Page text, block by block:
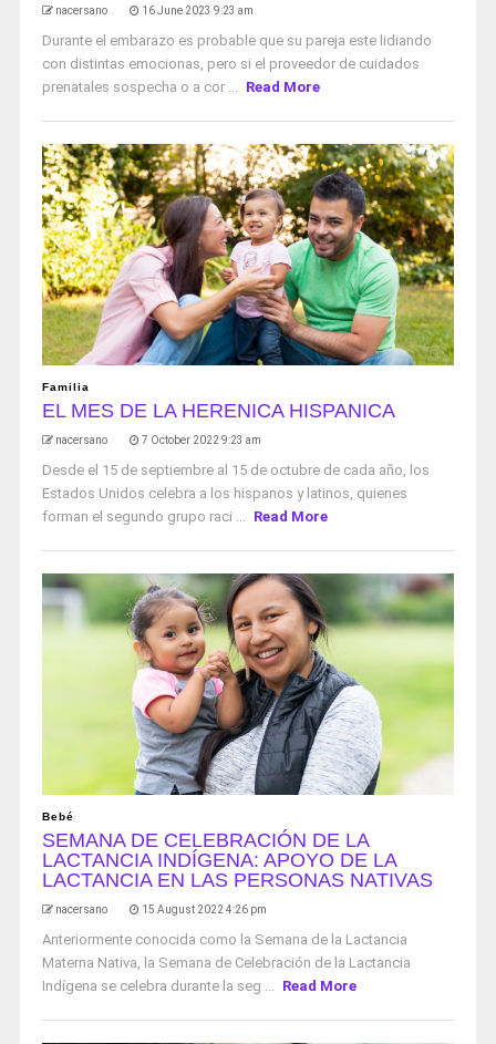
nacersano 16 June 2023 9:23 am
Durante el embarazo es probable que su pareja este lidiando
con distintas emocionas, pero si el proveedor de cuidados
prenatales sospecha o a cor ... Read More
Familia
EL MES DE LA HERENICA HISPANICA
nacersano 7 October 2022 9:23 am
Desde el 15 de septiembre al 15 de octubre de cada año, los
Estados Unidos celebra a los hispanos y latinos, quienes
forman el segundo grupo raci ... Read More
Bebé
SEMANA DE CELEBRACIÓN DE LA
LACTANCIA INDÍGENA: APOYO DE LA
LACTANCIA EN LAS PERSONAS NATIVAS
nacersano 15 August 2022 4:26 pm
Anteriormente conocida como la Semana de la Lactancia
Materna Nativa, la Semana de Celebración de la Lactancia
Indígena se celebra durante la seg ... Read More